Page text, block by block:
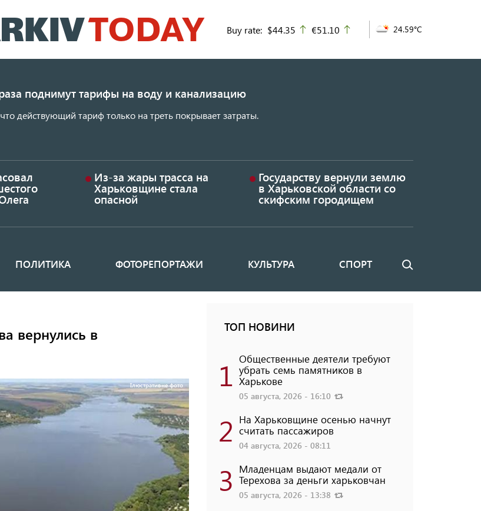
к
основному
Buy rate: $44.35 up
€51.10 24.59°C
поднимут тарифы на воду и канализацию
что действующий тариф только на треть покрывает затраты.
Из-за жары трасса на
Харьковщине стала
опасной
Государству вернули землю
в Харьковской области со
скифским городищем
ПОЛИТИКА ФОТОРЕПОРТАЖИ КУЛЬТУРА СПОРТ Поиск
вернулись в
Ілюстративне фото
ТОП НОВИНИ
1 Общественные деятели требуют
убрать семь памятников в
Харькове
05 августа, 2026 - 16:10
2 На Харьковщине осенью начнут
считать пассажиров
04 августа, 2026 - 08:11
3 Младенцам выдают медали от
Терехова за деньги харьковчан
05 августа, 2026 - 13:38